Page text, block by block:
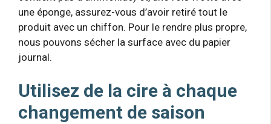
une éponge, assurez-vous d’avoir retiré tout le
produit avec un chiffon. Pour le rendre plus propre,
nous pouvons sécher la surface avec du papier
journal.
Utilisez de la cire à chaque
changement de saison